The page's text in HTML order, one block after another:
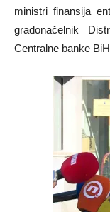
ministri finansija
gradonačelnik
Centralne banke